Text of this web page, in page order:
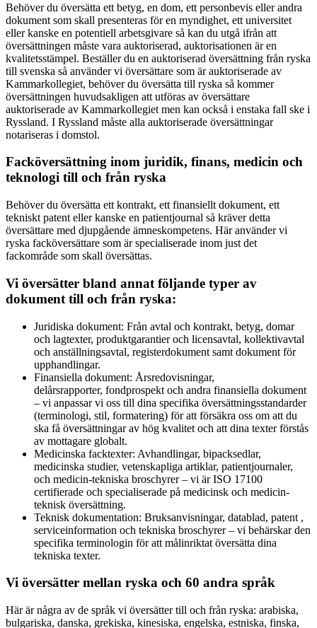
Behöver du översätta ett betyg, en dom, ett personbevis eller andra
dokument som skall presenteras för en myndighet, ett universitet
eller kanske en potentiell arbetsgivare så kan du utgå ifrån att
översättningen måste vara auktoriserad, auktorisationen är en
kvalitetsstämpel. Beställer du en auktoriserad översättning från ryska
till svenska så använder vi översättare som är auktoriserade av
Kammarkollegiet, behöver du översätta till ryska så kommer
översättningen huvudsakligen att utföras av översättare
auktoriserade av Kammarkollegiet men kan också i enstaka fall ske i
Ryssland. I Ryssland måste alla auktoriserade översättningar
notariseras i domstol.
Facköversättning inom juridik, finans, medicin och
teknologi till och från ryska
Behöver du översätta ett kontrakt, ett finansiellt dokument, ett
tekniskt patent eller kanske en patientjournal så kräver detta
översättare med djupgående ämneskompetens. Här använder vi
ryska facköversättare som är specialiserade inom just det
fackområde som skall översättas.
Vi översätter bland annat följande typer av
dokument till och från ryska:
Juridiska dokument: Från avtal och kontrakt, betyg, domar
och lagtexter, produktgarantier och licensavtal, kollektivavtal
och anställningsavtal, registerdokument samt dokument för
upphandlingar.
Finansiella dokument: Årsredovisningar,
delårsrapporter, fondprospekt och andra finansiella dokument
– vi anpassar vi oss till dina specifika översättningsstandarder
(terminologi, stil, formatering) för att försäkra oss om att du
ska få översättningar av hög kvalitet och att dina texter förstås
av mottagare globalt.
Medicinska facktexter: Avhandlingar, bipacksedlar,
medicinska studier, vetenskapliga artiklar, patientjournaler,
och medicin-tekniska broschyrer – vi är ISO 17100
certifierade och specialiserade på medicinsk och medicin-
teknisk översättning.
Teknisk dokumentation: Bruksanvisningar, datablad, patent ,
serviceinformation och tekniska broschyrer – vi behärskar den
specifika terminologin för att målinriktat översätta dina
tekniska texter.
Vi översätter mellan ryska och 60 andra språk
Här är några av de språk vi översätter till och från ryska: arabiska,
bulgariska, danska, grekiska, kinesiska, engelska, estniska, finska,